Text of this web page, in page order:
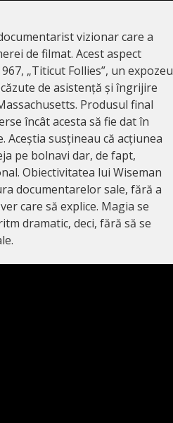
vizionar care a
de filmat. Acest aspect
„Titicut Follies”, un expozeu
de asistență și îngrijire
Produsul final
încât acesta să fie dat în
susțineau că acțiunea
pe bolnavi dar, de fapt,
Obiectivitatea lui Wiseman
documentarelor sale, fără a
care să explice. Magia se
dramatic, deci, fără să se